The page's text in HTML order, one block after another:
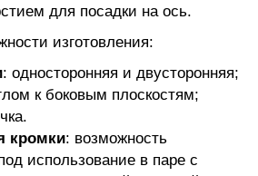
для посадки на ось.
изготовления:
: односторонняя и двусторонняя;
к боковым плоскостям;
кромки: возможность
использование в паре с